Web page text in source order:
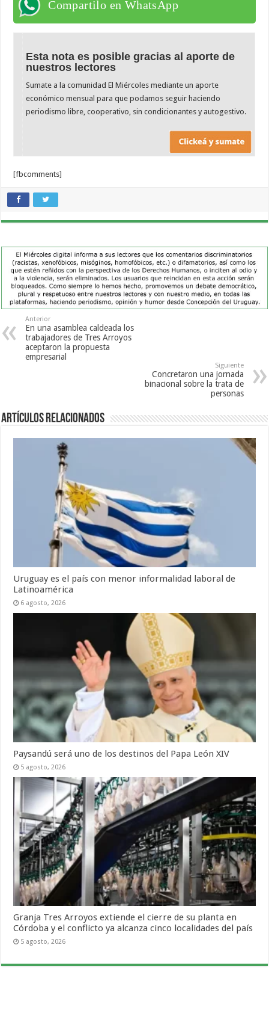
Compartilo en WhatsApp
Esta nota es posible gracias al aporte de
nuestros lectores
Sumate a la comunidad El Miércoles mediante un aporte
económico mensual para que podamos seguir haciendo
periodismo libre, cooperativo, sin condicionantes y autogestivo.
[fbcomments]
Anterior
En una asamblea caldeada los
trabajadores de Tres Arroyos
aceptaron la propuesta
empresarial
Siguiente
Concretaron una jornada
binacional sobre la trata de
personas
Artículos Relacionados
Uruguay es el país con menor informalidad laboral de
Latinoamérica
6 agosto, 2026
Paysandú será uno de los destinos del Papa León XIV
5 agosto, 2026
Granja Tres Arroyos extiende el cierre de su planta en
Córdoba y el conflicto ya alcanza cinco localidades del país
5 agosto, 2026